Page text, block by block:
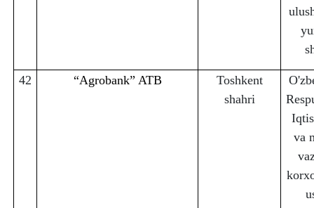
42 “Agrobank” ATB
Toshkent
shahri
va